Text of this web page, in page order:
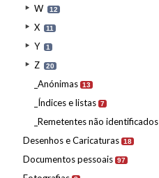
W 12
X 11
Y 1
Z 20
_Anónimas 13
_Índices e listas 7
_Remetentes não identificados
Desenhos e Caricaturas 18
Documentos pessoais 97